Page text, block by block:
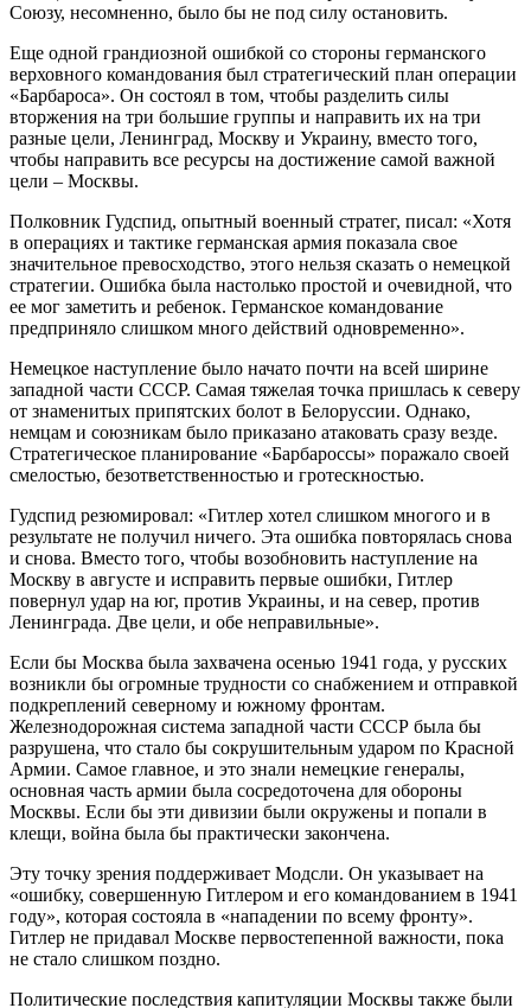
Союзу, несомненно, было бы не под силу остановить.
Еще одной грандиозной ошибкой со стороны германского
верховного командования был стратегический план операции
«Барбароса». Он состоял в том, чтобы разделить силы
вторжения на три большие группы и направить их на три
разные цели, Ленинград, Москву и Украину, вместо того,
чтобы направить все ресурсы на достижение самой важной
цели – Москвы.
Полковник Гудспид, опытный военный стратег, писал: «Хотя
в операциях и тактике германская армия показала свое
значительное превосходство, этого нельзя сказать о немецкой
стратегии. Ошибка была настолько простой и очевидной, что
ее мог заметить и ребенок. Германское командование
предприняло слишком много действий одновременно».
Немецкое наступление было начато почти на всей ширине
западной части СССР. Самая тяжелая точка пришлась к северу
от знаменитых припятских болот в Белоруссии. Однако,
немцам и союзникам было приказано атаковать сразу везде.
Стратегическое планирование «Барбароссы» поражало своей
смелостью, безответственностью и гротескностью.
Гудспид резюмировал: «Гитлер хотел слишком многого и в
результате не получил ничего. Эта ошибка повторялась снова
и снова. Вместо того, чтобы возобновить наступление на
Москву в августе и исправить первые ошибки, Гитлер
повернул удар на юг, против Украины, и на север, против
Ленинграда. Две цели, и обе неправильные».
Если бы Москва была захвачена осенью 1941 года, у русских
возникли бы огромные трудности со снабжением и отправкой
подкреплений северному и южному фронтам.
Железнодорожная система западной части СССР была бы
разрушена, что стало бы сокрушительным ударом по Красной
Армии. Самое главное, и это знали немецкие генералы,
основная часть армии была сосредоточена для обороны
Москвы. Если бы эти дивизии были окружены и попали в
клещи, война была бы практически закончена.
Эту точку зрения поддерживает Модсли. Он указывает на
«ошибку, совершенную Гитлером и его командованием в 1941
году», которая состояла в «нападении по всему фронту».
Гитлер не придавал Москве первостепенной важности, пока
не стало слишком поздно.
Политические последствия капитуляции Москвы также были